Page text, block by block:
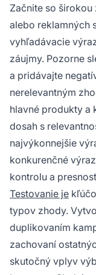
Začnite so
alebo reklamných
vyhľadávacie
záujmy. Pozorne
a pridávajte
nerelevantným
hlavné produkty a
dosah s
najvýkonnejšie
konkurenčné
kontrolu a
Testovanie je
typov zhody.
duplikovaním
zachovaní
skutočný vplyv